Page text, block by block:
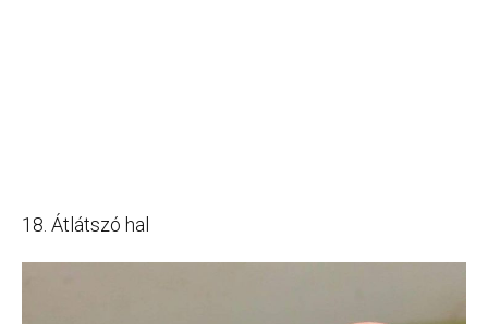
18. Átlátszó hal